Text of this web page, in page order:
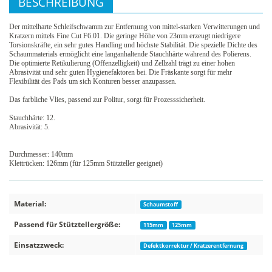
Der mittelharte Schleifschwamm zur Entfernung von mittel-starken Verwitterungen und
Kratzern mittels Fine Cut F6.01. Die geringe Höhe von 23mm erzeugt niedrigere
Torsionskräfte, ein sehr gutes Handling und höchste Stabilität. Die spezielle Dichte des
Schaummaterials ermöglicht eine langanhaltende Stauchhärte während des Polierens.
Die optimierte Retikulierung (Offenzelligkeit) und Zellzahl trägt zu einer hohen
Abrasivität und sehr guten Hygienefaktoren bei. Die Fräskante sorgt für mehr
Flexibilität des Pads um sich Konturen besser anzupassen.
Das farbliche Vlies, passend zur Politur, sorgt für Prozesssicherheit.
Stauchhärte: 12.
Abrasivität: 5.
Durchmesser: 140mm
Klettrücken: 126mm (für 125mm Stützteller geeignet)
Material: Schaumstoff
Passend für Stütztellergröße: 115mm 125mm
Einsatzzweck: Defektkorrektur / Kratzerentfernung